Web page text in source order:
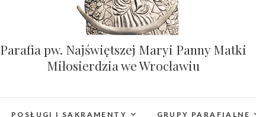
Parafia pw. Najświętszej Maryi Panny Matki
Miłosierdzia we Wrocławiu
POSŁUGI I SAKRAMENTY GRUPY PARAFIALNE